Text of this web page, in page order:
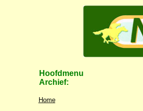
Hoofdmenu
Archief:
Home